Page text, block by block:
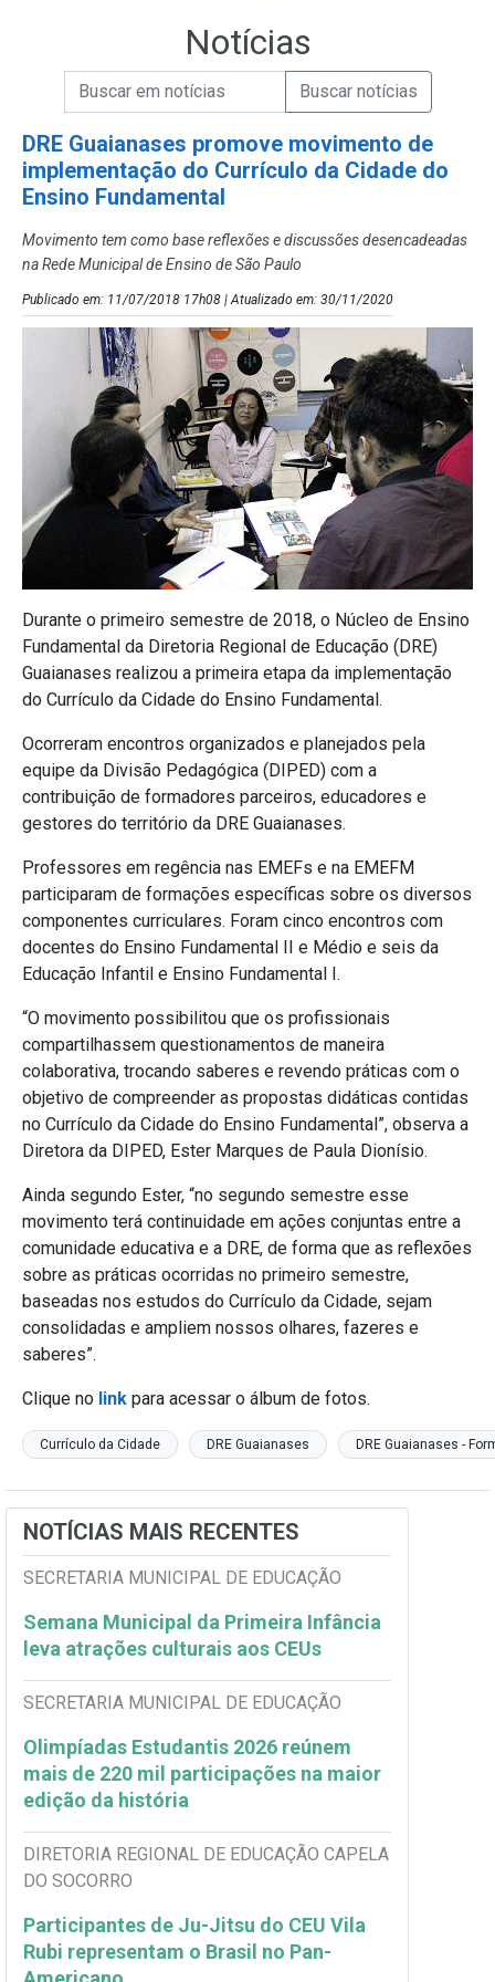
Notícias
Campo de Busca de Notícias
Campo de Busca de informaçõesEnviar a Busca de Notícias
DRE Guaianases promove movimento de
implementação do Currículo da Cidade do
Ensino Fundamental
Movimento tem como base reflexões e discussões desencadeadas
na Rede Municipal de Ensino de São Paulo
Publicado em: 11/07/2018 17h08 | Atualizado em: 30/11/2020
Durante o primeiro semestre de 2018, o Núcleo de Ensino
Fundamental da Diretoria Regional de Educação (DRE)
Guaianases realizou a primeira etapa da implementação
do Currículo da Cidade do Ensino Fundamental.
Ocorreram encontros organizados e planejados pela
equipe da Divisão Pedagógica (DIPED) com a
contribuição de formadores parceiros, educadores e
gestores do território da DRE Guaianases.
Professores em regência nas EMEFs e na EMEFM
participaram de formações específicas sobre os diversos
componentes curriculares. Foram cinco encontros com
docentes do Ensino Fundamental II e Médio e seis da
Educação Infantil e Ensino Fundamental I.
“O movimento possibilitou que os profissionais
compartilhassem questionamentos de maneira
colaborativa, trocando saberes e revendo práticas com o
objetivo de compreender as propostas didáticas contidas
no Currículo da Cidade do Ensino Fundamental”, observa a
Diretora da DIPED, Ester Marques de Paula Dionísio.
Ainda segundo Ester, “no segundo semestre esse
movimento terá continuidade em ações conjuntas entre a
comunidade educativa e a DRE, de forma que as reflexões
sobre as práticas ocorridas no primeiro semestre,
baseadas nos estudos do Currículo da Cidade, sejam
consolidadas e ampliem nossos olhares, fazeres e
saberes”.
Clique no link para acessar o álbum de fotos.
Currículo da Cidade DRE Guaianases DRE Guaianases -
NOTÍCIAS MAIS RECENTES
SECRETARIA MUNICIPAL DE EDUCAÇÃO
Semana Municipal da Primeira Infância
leva atrações culturais aos CEUs
SECRETARIA MUNICIPAL DE EDUCAÇÃO
Olimpíadas Estudantis 2026 reúnem
mais de 220 mil participações na maior
edição da história
DIRETORIA REGIONAL DE EDUCAÇÃO CAPELA
DO SOCORRO
Participantes de Ju-Jitsu do CEU Vila
Rubi representam o Brasil no Pan-